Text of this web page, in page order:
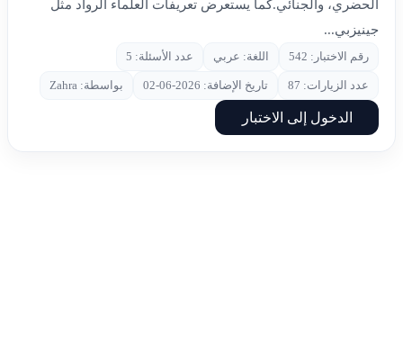
الحضري، والجنائي.كما يستعرض تعريفات العلماء الرواد مثل
جينيزبي...
رقم الاختبار: 542 اللغة: عربي عدد الأسئلة: 5
عدد الزيارات: 87 تاريخ الإضافة: 2026-06-02 بواسطة: Zahra
الدخول إلى الاختبار